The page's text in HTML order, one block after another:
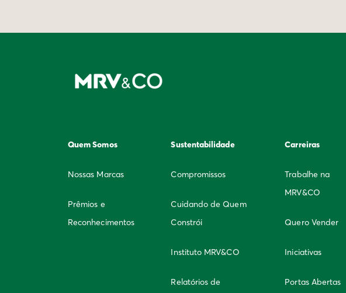
Quem Somos
Nossas Marcas
Prêmios e
Reconhecimentos
Sustentabilidade
Compromissos
Cuidando de Quem
Constrói
Instituto MRV&CO
Relatórios de
Carreiras
Trabalhe na
MRV&CO
Quero Vender
Iniciativas
Portas Abertas